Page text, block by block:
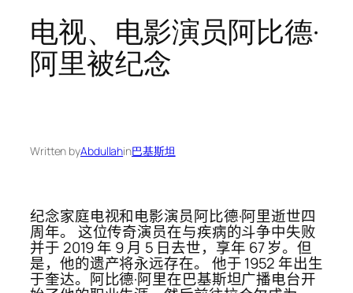
电视、电影演员阿比德·
阿里被纪念
Written byAbdullahin巴基斯坦
纪念家庭电视和电影演员阿比德·阿里逝世四
周年。 这位传奇演员在与疾病的斗争中失败
并于 2019 年 9 月 5 日去世，享年 67 岁。但
是，他的遗产将永远存在。 他于 1952 年出生
于奎达。阿比德·阿里在巴基斯坦广播电台开